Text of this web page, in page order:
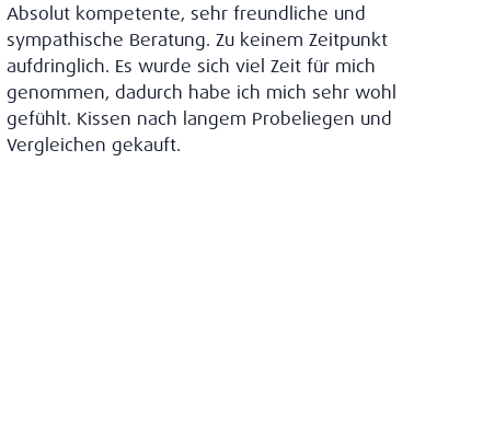
Absolut kompetente, sehr freundliche und
sympathische Beratung. Zu keinem Zeitpunkt
aufdringlich. Es wurde sich viel Zeit für mich
genommen, dadurch habe ich mich sehr wohl
gefühlt. Kissen nach langem Probeliegen und
Vergleichen gekauft.